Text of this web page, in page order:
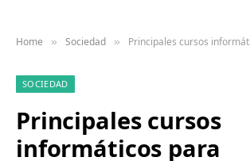
Home » Sociedad » Principales cursos informáticos para
SOCIEDAD
Principales cursos
informáticos para